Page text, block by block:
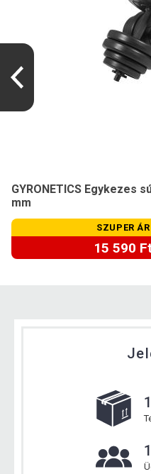
GYRONETICS Egykezes
mm
SZUPER ÁR
15 590